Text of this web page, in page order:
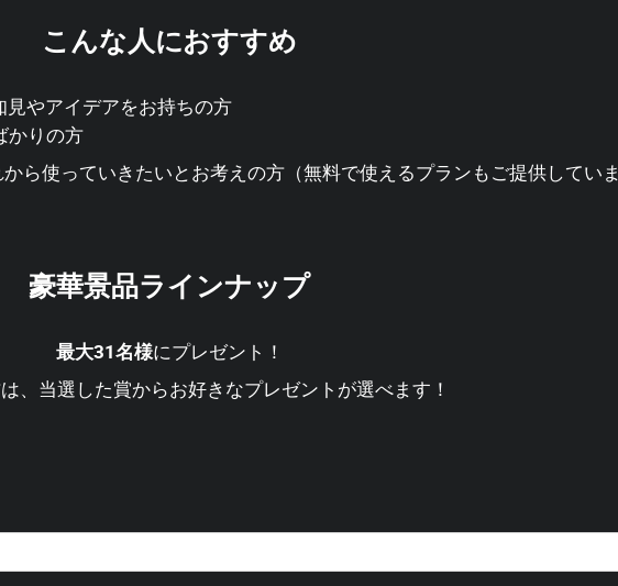
こんな人におすすめ
やアイデアをお持ちの方
かりの方
ら使っていきたいとお考えの方（無料で使えるプランもご提供していま
豪華景品ラインナップ
最大31名様にプレゼント！
、当選した賞からお好きなプレゼントが選べます！